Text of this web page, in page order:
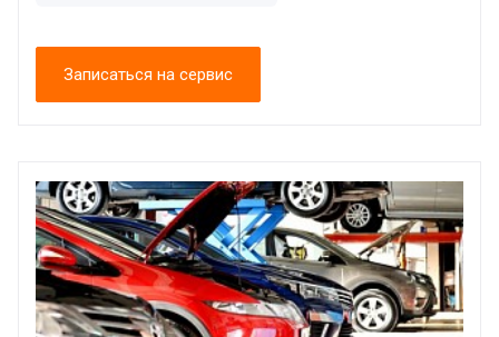
Записаться на сервис